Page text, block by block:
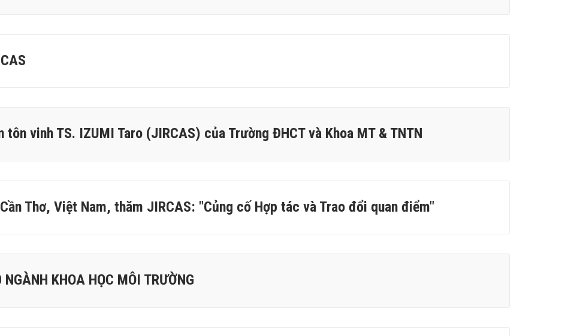
vinh TS. IZUMI Taro (JIRCAS) của Trường ĐHCT và Khoa MT & TNTN
Thơ, Việt Nam, thăm JIRCAS: "Củng cố Hợp tác và Trao đổi quan điểm"
KHOA HỌC MÔI TRƯỜNG